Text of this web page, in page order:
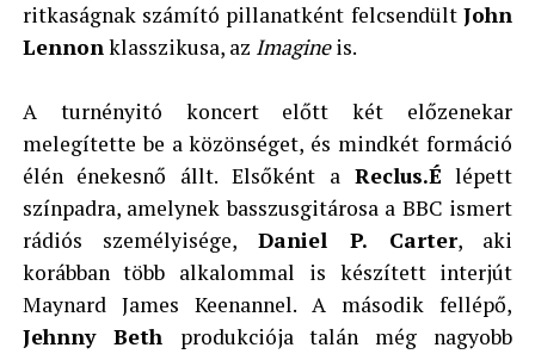
ritkaságnak számító pillanatként felcsendültJohn
Lennonklasszikusa, az Imagineis.
A turnényitó koncert előtt két előzenekar
melegítette be a közönséget, és mindkét formáció
élén énekesnő állt. Elsőként a Reclus.É lépett
színpadra, amelynek basszusgitárosa a BBC ismert
rádiós személyisége,Daniel P. Carter, aki
korábban több alkalommal is készített interjút
Maynard James Keenannel. A második fellépő,
Jehnny Beth produkciója talán még nagyobb